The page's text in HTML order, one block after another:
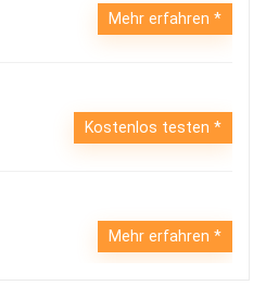
Mehr erfahren
Kostenlos testen
Mehr erfahren